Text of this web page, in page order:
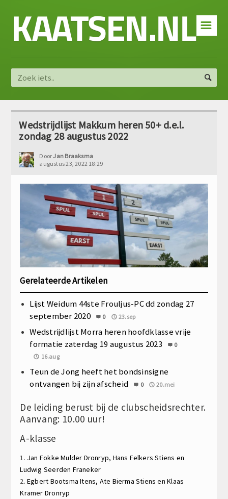
☰
KAATSEN.NL
Wedstrijdlijst Makkum heren 50+ d.e.l.
zondag 28 augustus 2022
DoorJan Braaksma
augustus 23, 2022 18:29
Gerelateerde Artikelen
Lijst Weidum 44ste Frouljus-PC dd zondag 27
september 2020
0 23.sep
Wedstrijdlijst Morra heren hoofdklasse vrije
formatie zaterdag 19 augustus 2023
0
16.aug
Teun de Jong heeft het bondsinsigne
ontvangen bij zijn afscheid
0 20.mei
De leiding berust bij de clubscheidsrechter.
Aanvang: 10.00 uur!
A-klasse
1. Jan Fokke Mulder Dronryp, Hans FelkersStiens en
Ludwig Seerden Franeker
2.Egbert BootsmaItens, Ate Bierma Stiens enKlaas
Kramer Dronryp